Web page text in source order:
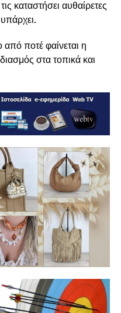
καταστήσει αυθαίρετες
ποτέ φαίνεται η
στα τοπικά και